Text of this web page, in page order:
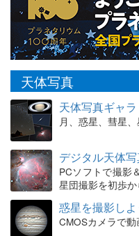
天体写真
天体写真ギャ
月、惑星、彗星
デジタル天体
PCソフトで撮影
星団撮影を初歩
惑星を撮影しよ
CMOSカメラで